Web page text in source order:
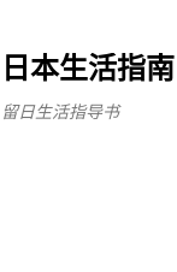
日本生活指
留日生活指导书